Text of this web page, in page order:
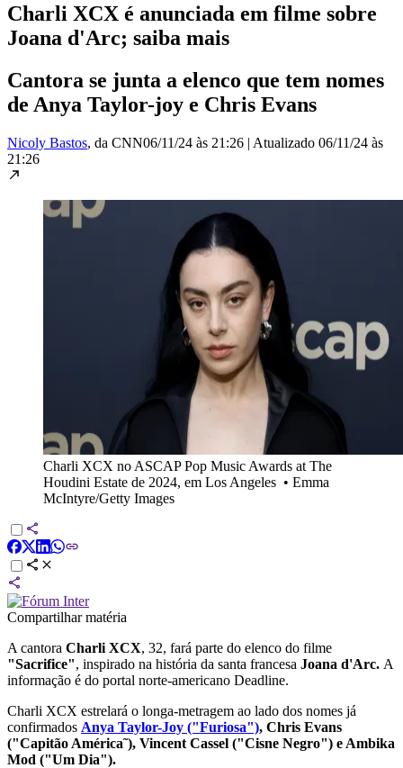
Charli XCX é anunciada em filme sobre
Joana d'Arc; saiba mais
Cantora se junta a elenco que tem nomes
de Anya Taylor-joy e Chris Evans
Nicoly Bastos, da CNN06/11/24 às 21:26 | Atualizado 06/11/24 às
21:26
Charli XCX no ASCAP Pop Music Awards at The
Houdini Estate de 2024, em Los Angeles • Emma
McIntyre/Getty Images
Compartilhar matéria
A cantora Charli XCX, 32, fará parte do elenco do filme
"Sacrifice", inspirado na história da santa francesa Joana d'Arc. A
informação é do portal norte-americano Deadline.
Charli XCX estrelará o longa-metragem ao lado dos nomes já
confirmados Anya Taylor-Joy ("Furiosa"), Chris Evans
("Capitão América˜), Vincent Cassel ("Cisne Negro") e Ambika
Mod ("Um Dia").